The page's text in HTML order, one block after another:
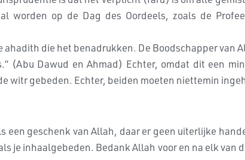
worden op de Dag des Oordeels, zoals de
die het benadrukken. De Boodschapper van
(Abu Dawud en Ahmad) Echter, omdat dit een
witr gebeden. Echter, beiden moeten niettemin
geschenk van Allah, daar er geen uiterlijke
je inhaalgebeden. Bedank Allah voor en na elk van